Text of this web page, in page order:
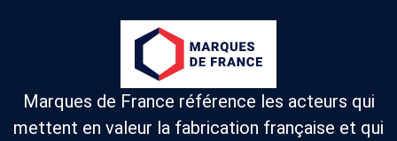
Marques de France référence les acteurs qui
mettent en valeur la fabrication française et qui